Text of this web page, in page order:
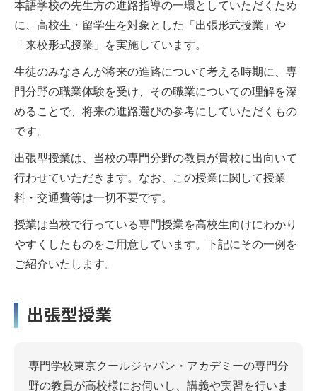
本語学校の先生方の進路指導の一環としていただくため
に、高校生・留学生を対象とした「出張形式授業」や
「来校形式授業」を実施しています。
生徒のみなさんが将来の進路について考える時期に、専
門分野の職業体験を受け、その職業についての理解を深
めることで、将来の進路選びの参考にしていただくもの
です。
出張型授業は、当校の専門分野の教員が貴校に出向いて
行わせていただきます。なお、この授業に関して授業
料・交通費等は一切不要です。
授業は当校で行っている専門授業を高校生向けにわかり
やすくしたものをご用意しています。下記にその一例を
ご紹介いたします。
出張型授業
専門学校東京クールジャパン・アカデミーの専門分
野の教員が高校様にお伺いし、講義や実習を行いま